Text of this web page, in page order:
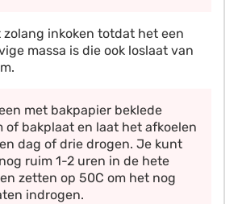
zolang inkoken totdat het een
massa is die ook loslaat van
met bakpapier beklede
of bakplaat en laat het afkoelen
dag of drie drogen. Je kunt
ruim 1-2 uren in de hete
zetten op 50C om het nog
indrogen.